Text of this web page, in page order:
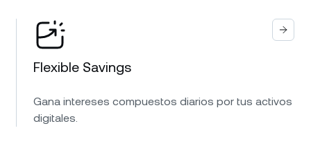
Flexible Savings
Gana intereses compuestos diarios por tus activos
digitales.